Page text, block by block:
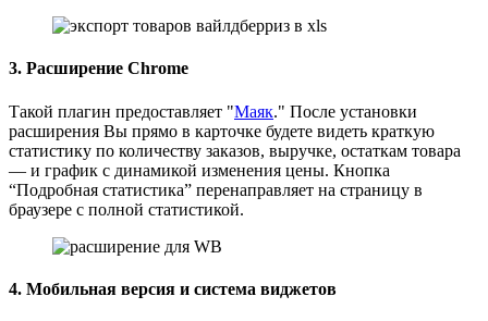
3. Расширение Chrome
Такой плагин предоставляет "Маяк." После установки
расширения Вы прямо в карточке будете видеть краткую
статистику по количеству заказов, выручке, остаткам товара
— и график с динамикой изменения цены. Кнопка
“Подробная статистика” перенаправляет на страницу в
браузере с полной статистикой.
4. Мобильная версия и система виджетов